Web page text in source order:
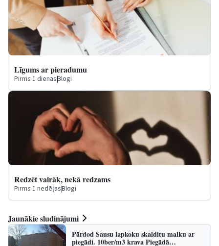
Līgums ar pieradumu
Pirms 1 dienas|Blogi
Redzēt vairāk, nekā redzams
Pirms 1 nedēļas|Blogi
Jaunākie sludinājumi
Pārdod Sausu lapkoku skalditu malku ar
piegādi. 10ber/m3 krava Piegādā…